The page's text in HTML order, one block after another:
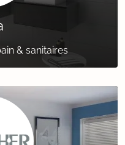
& sanitaires